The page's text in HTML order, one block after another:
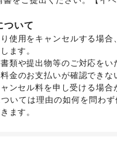
ついて
使用をキャンセルする場合
ます。
類や提出物等のご対応をい
金のお支払いが確認できな
ンセル料を申し受ける場合
いては理由の如何を問わ
ます。